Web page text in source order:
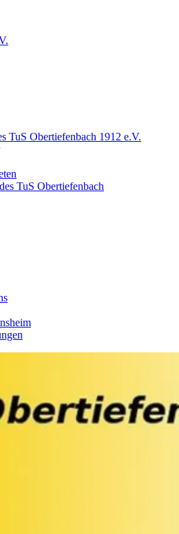
TuS Obertiefenbach 1912 e.V.
TuS Obertiefenbach